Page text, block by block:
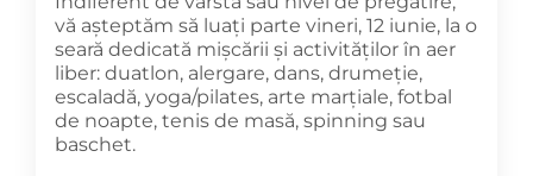
vă așteptăm să luați parte vineri, 12 iunie, la o
seară dedicată mișcării și activităților în aer
liber: duatlon, alergare, dans, drumeție,
escaladă, yoga/pilates, arte marțiale, fotbal
de noapte, tenis de masă, spinning sau
baschet.